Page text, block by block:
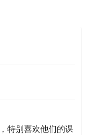
特别喜欢他们的课